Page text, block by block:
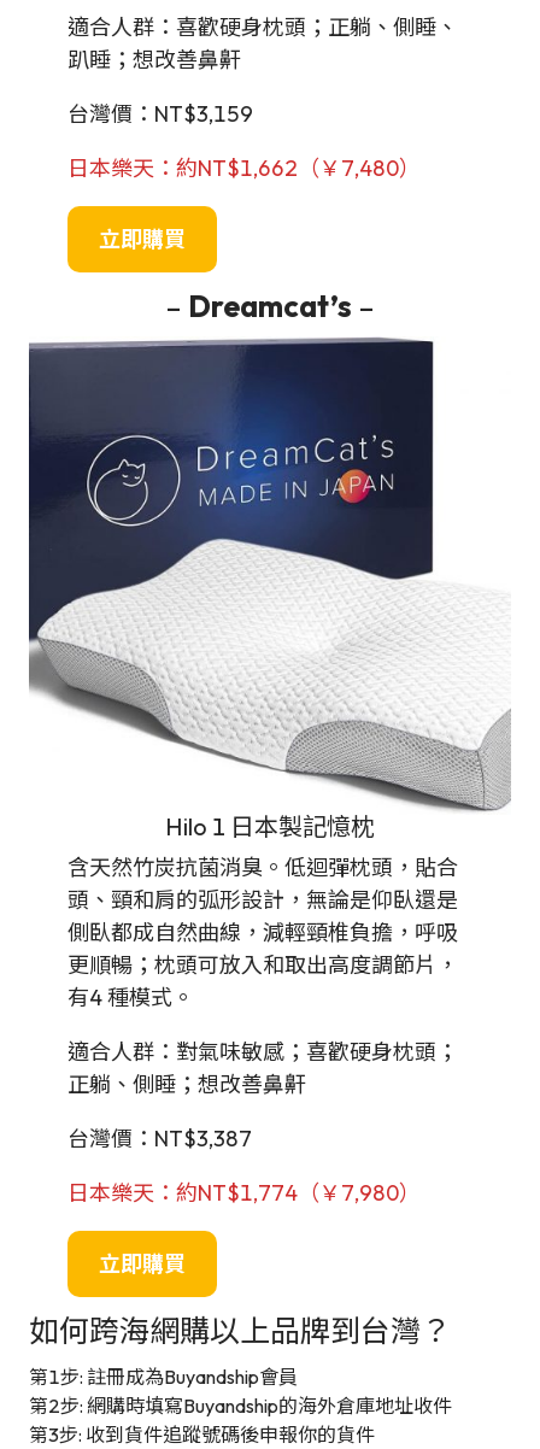
適合人群：喜歡硬身枕頭；正躺、側睡、
趴睡；想改善鼻鼾
台灣價：NT$3,159
日本樂天：約NT$1,662（￥7,480）
立即購買
– Dreamcat’s –
Hilo 1 日本製記憶枕
含天然竹炭抗菌消臭。低迴彈枕頭，貼合
頭、頸和肩的弧形設計，無論是仰臥還是
側臥都成自然曲線，減輕頸椎負擔，呼吸
更順暢；枕頭可放入和取出高度調節片，
有4 種模式。
適合人群：對氣味敏感；喜歡硬身枕頭；
正躺、側睡；想改善鼻鼾
台灣價：NT$3,387
日本樂天：約NT$1,774（￥7,980）
立即購買
如何跨海網購以上品牌到台灣？
第1步: 註冊成為Buyandship會員
第2步: 網購時填寫Buyandship的海外倉庫地址收件
第3步: 收到貨件追蹤號碼後申報你的貨件